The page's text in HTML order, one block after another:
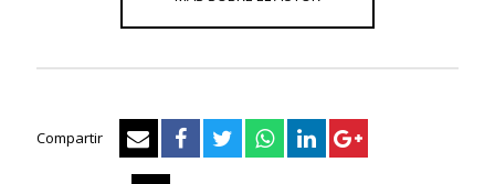
Compartir